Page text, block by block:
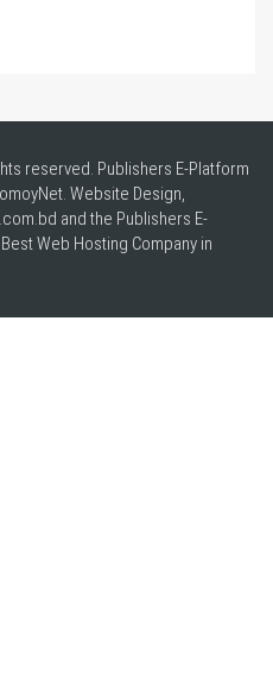
reserved. Publishers E-Platform
Website Design,
and the Publishers E-
Web Hosting Company in